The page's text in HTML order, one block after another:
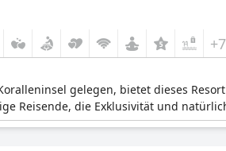
+7
gelegen, bietet dieses
Reisende, die Exklusivität und